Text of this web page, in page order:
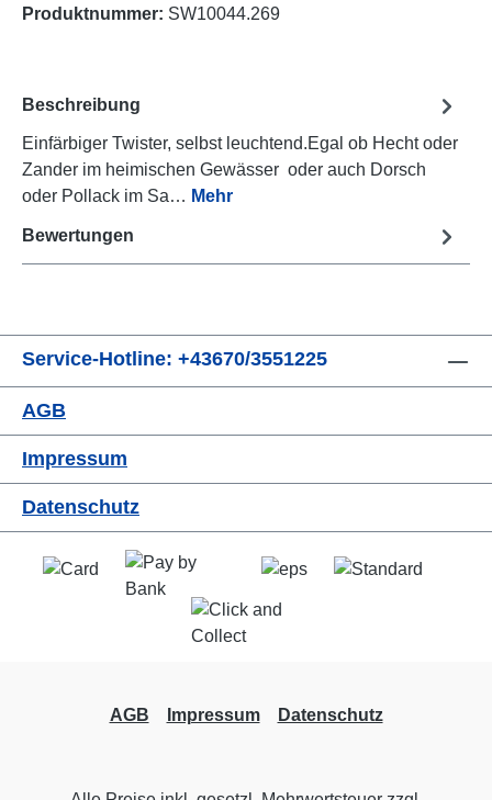
Produktnummer: SW10044.269
Beschreibung
Einfärbiger Twister, selbst leuchtend.Egal ob Hecht oder
Zander im heimischen Gewässer oder auch Dorsch
oder Pollack im Sa… Mehr
Bewertungen
Service-Hotline: +43670/3551225
AGB
Impressum
Datenschutz
AGB Impressum Datenschutz